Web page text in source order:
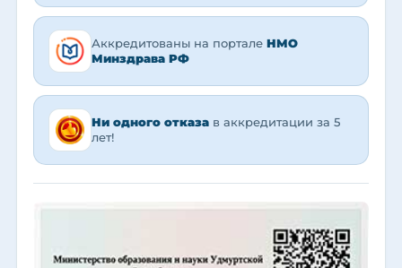
Аккредитованы на портале НМО
Минздрава РФ
Ни одного отказа в аккредитации за 5
лет!